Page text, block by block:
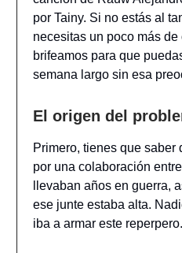
por Tainy. Si no estás al
necesitas un poco más
brifeamos para que
semana largo sin esa
El origen del
Primero, tienes que saber
por una colaboración
llevaban años en guerra,
ese junte estaba alta.
iba a armar este reperpero.